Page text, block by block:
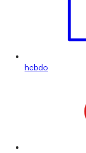
hebdo